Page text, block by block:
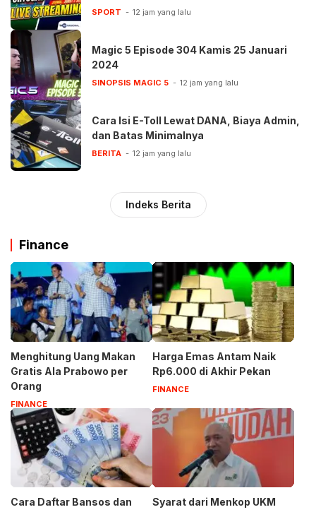
SPORT 12 jam yang lalu
Magic 5 Episode 304 Kamis 25 Januari
2024
SINOPSIS MAGIC 5 12 jam yang lalu
Cara Isi E-Toll Lewat DANA, Biaya Admin,
dan Batas Minimalnya
BERITA 12 jam yang lalu
Indeks Berita
Finance
Menghitung Uang Makan
Gratis Ala Prabowo per
Orang
FINANCE
Harga Emas Antam Naik
Rp6.000 di Akhir Pekan
FINANCE
Cara Daftar Bansos dan
Syarat dari Menkop UKM